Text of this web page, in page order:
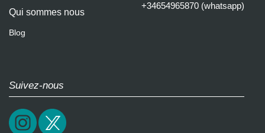
Qui sommes nous
Blog
+34654965870 (whatsapp)
Suivez-nous